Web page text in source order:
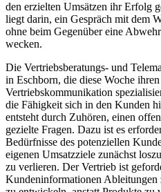
den erzielten Umsätzen ihr Erfolg
liegt darin, ein Gespräch mit dem
ohne beim Gegenüber eine
wecken.
Die Vertriebsberatungs- und
in Eschborn, die diese Woche
Vertriebskommunikation
die Fähigkeit sich in den Kunden
entsteht durch Zuhören, einen
gezielte Fragen. Dazu ist es
Bedürfnisse des potenziellen
eigenen Umsatzziele zunächst
zu verlieren. Der Vertrieb ist
Kundeninformationen Ableitungen